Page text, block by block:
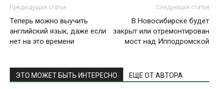
Предыдущая статья
Теперь можно выучить
английский язык, даже если
нет на это времени
Следующая статья
В Новосибирске будет
закрыт или отремонтирован
мост над Ипподромской
ЭТО МОЖЕТ БЫТЬ ИНТЕРЕСНО ЕЩЕ ОТ АВТОРА